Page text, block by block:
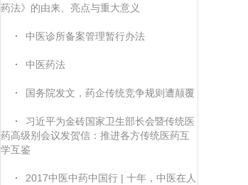
药法》的由来、亮点与重大意义
· 中医诊所备案管理暂行办法
· 中医药法
· 国务院发文，药企传统竞争规则遭颠覆
·
习近平为金砖国家卫生部长会暨传统医
药高级别会议发贺信：推进各方传统医药互
学互鉴
·
2017中医中药中国行 | 十年，中医在人